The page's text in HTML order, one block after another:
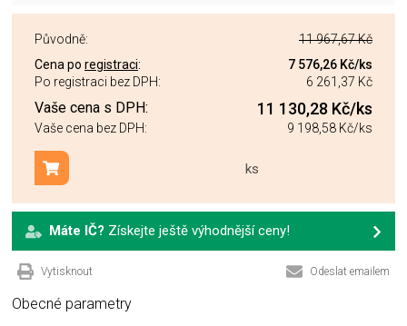
Původně:
11 967,67 Kč
Cena po registraci: 7 576,26 Kč/ks
Po registraci bez DPH:
6 261,37 Kč
Vaše cena s DPH: 11 130,28 Kč/ks
Vaše cena bez DPH: 9 198,58 Kč/ks
ks
Přidat do košíku
Máte IČ? Získejte ještě výhodnější ceny!
Vytisknout Odeslat emailem
Obecné parametry